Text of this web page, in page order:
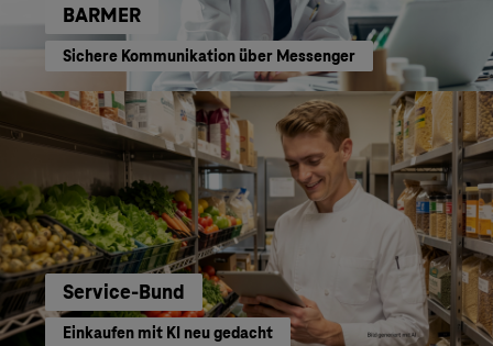
BARMER
Sichere Kommunikation über Messenger
Service-Bund
Einkaufen mit KI neu gedacht